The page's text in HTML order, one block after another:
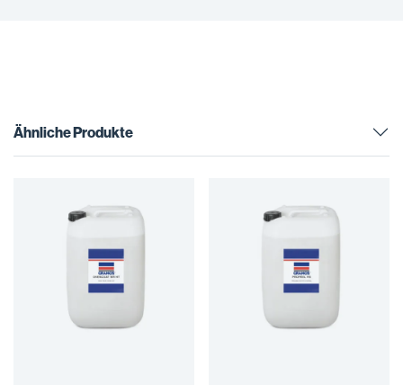
Ähnliche Produkte